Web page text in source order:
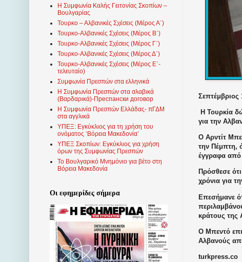
Σεπτέμβριος
Η Τουρκία
για την
Ο Αρντίτ
την Πέμπτη,
έγγραφα από
Πρόσθεσε
χρόνια για
Επεσήμανε
κράτους της
Ο Μπεντό
Αλβανούς
turkpress.co
Η Συμφωνία Καλής Γειτονίας Σκοπίων –
Βουλγαρίας
Τουρκο – Αλβανικές Σχέσεις (Mέρος Α΄)
Τουρκο-Αλβανικές Σχέσεις (Μέρος Β΄)
Τουρκο-Αλβανικές Σχέσεις (Μέρος Γ΄)
Τουρκο-Αλβανικές Σχέσεις (Μέρος Δ΄)
Τουρκο-Αλβανικές Σχέσεις (Μέρος Ε΄-
τελευταίο)
Συμφωνία Πρεσπών στα ελληνικά
Η Συμφωνία Πρεσπών στα σλαβικά
(Βαρδαρικά)-Преспански договор
Η Συμφωνία Πρεσπών Ελλάδας- πΓΔΜ
στα αγγλικά
ΥΠΕΞ: Εγκύκλιος για τη χρήση του
ονόματος ‘Βόρεια Μακεδονία’
ΥΠΕΞ Σκοπίων: Εγκύκλιος για χρήση
όρων της Συμφωνίας Πρεσπών
Το Βουλγαρικό Μνημόνιο για βέτο στη
Βόρεια Μακεδονία
Οι εφημερίδες σήμερα